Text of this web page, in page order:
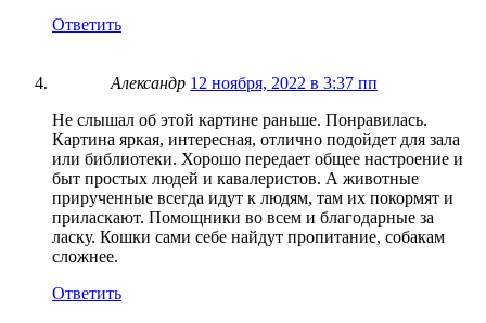
Ответить
Александр 12 ноября, 2022 в 3:37 пп
Не слышал об этой картине раньше. Понравилась.
Картина яркая, интересная, отлично подойдет для зала
или библиотеки. Хорошо передает общее настроение и
быт простых людей и кавалеристов. А животные
прирученные всегда идут к людям, там их покормят и
приласкают. Помощники во всем и благодарные за
ласку. Кошки сами себе найдут пропитание, собакам
сложнее.
Ответить